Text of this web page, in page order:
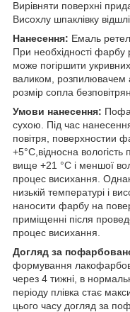
Вирівняти поверхні
Висохлу шпаклівку
Нанесення: Емаль
При необхідності
може погіршити
валиком, розпилювачем
розмір сопла
Умови нанесення:
сухою. Під час
повітря, поверхностии
+5°С,відносна
вище +21 °С і меншої
процес висихання.
низькій температурі і
наносити фарбу на
приміщенні після
процес висихання.
Догляд за
формування
через 4 тижні, в
періоду плівка стає
цього часу догляд за